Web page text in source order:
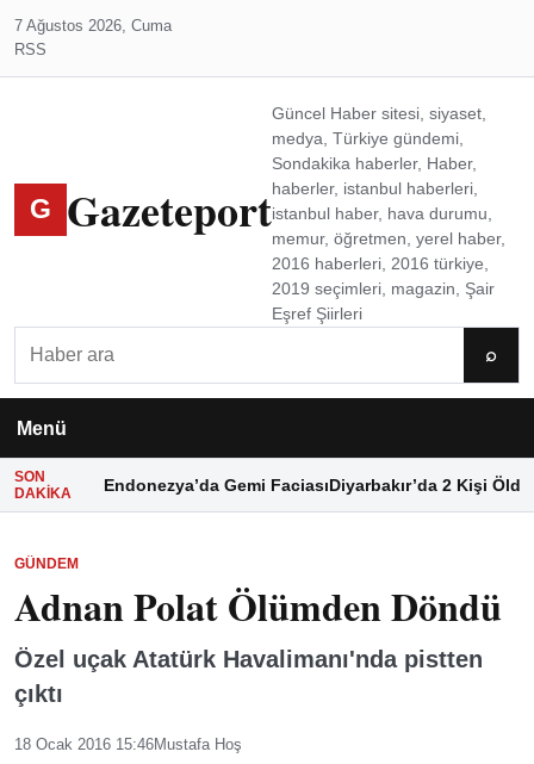
7 Ağustos 2026, Cuma
RSS
G Gazeteport
Güncel Haber sitesi, siyaset,
medya, Türkiye gündemi,
Sondakika haberler, Haber,
haberler, istanbul haberleri,
istanbul haber, hava durumu,
memur, öğretmen, yerel haber,
2016 haberleri, 2016 türkiye,
2019 seçimleri, magazin, Şair
Eşref Şiirleri
⌕
Menü
SON
DAKIKA
Endonezya’da Gemi FaciasıDiyarbakır’da 2 Kişi Öldü
GÜNDEM
Adnan Polat Ölümden Döndü
Özel uçak Atatürk Havalimanı'nda pistten
çıktı
18 Ocak 2016 15:46Mustafa Hoş